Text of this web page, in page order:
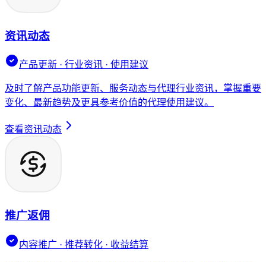
资讯动态
产品更新 · 行业资讯 · 使用建议
及时了解产品功能更新、服务动态与代理行业资讯，掌握重要
变化、最新趋势及更具参考价值的代理使用建议。
查看资讯动态
推广返佣
内容推广 · 推荐转化 · 收益结算